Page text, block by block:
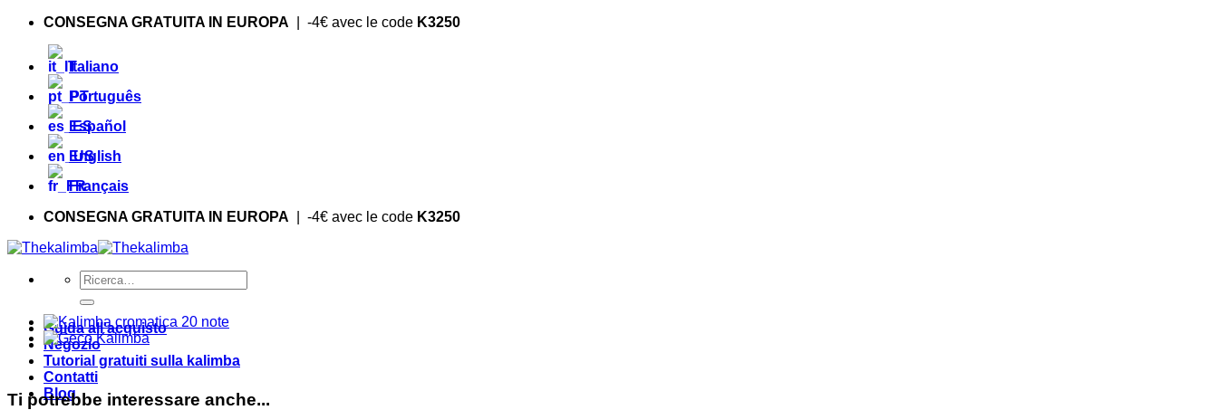
Salta
contenuti
CONSEGNA GRATUITA IN EUROPA | -4€ avec le code K3250
Italiano
Português
Español
English
Français
CONSEGNA GRATUITA IN EUROPA | -4€ avec le code K3250
Ricerca
per:
Guida all'acquisto
Negozio
Tutorial gratuiti sulla kalimba
Contatti
Blog
Ti potrebbe interessare anche...